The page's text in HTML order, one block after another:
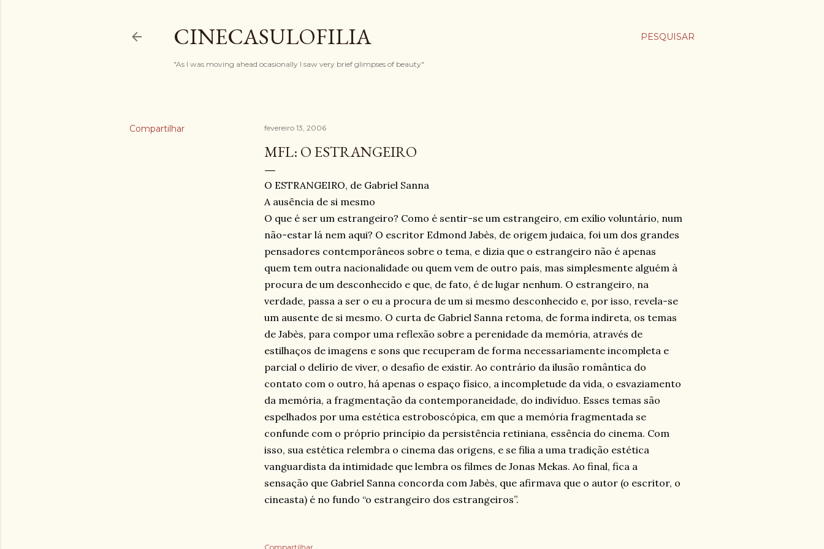
PESQUISAR
CINECASULOFILIA
"As I was moving ahead ocasionally I saw very brief glimpses of beauty"
Compartilhar fevereiro 13, 2006
MFL: O ESTRANGEIRO
O ESTRANGEIRO, de Gabriel Sanna
A ausência de si mesmo
O que é ser um estrangeiro? Como é sentir-se um estrangeiro, em exílio voluntário, num
não-estar lá nem aqui? O escritor Edmond Jabès, de origem judaica, foi um dos grandes
pensadores contemporâneos sobre o tema, e dizia que o estrangeiro não é apenas
quem tem outra nacionalidade ou quem vem de outro país, mas simplesmente alguém à
procura de um desconhecido e que, de fato, é de lugar nenhum. O estrangeiro, na
verdade, passa a ser o eu a procura de um si mesmo desconhecido e, por isso, revela-se
um ausente de si mesmo. O curta de Gabriel Sanna retoma, de forma indireta, os temas
de Jabès, para compor uma reflexão sobre a perenidade da memória, através de
estilhaços de imagens e sons que recuperam de forma necessariamente incompleta e
parcial o delírio de viver, o desafio de existir. Ao contrário da ilusão romântica do
contato com o outro, há apenas o espaço físico, a incompletude da vida, o esvaziamento
da memória, a fragmentação da contemporaneidade, do indivíduo. Esses temas são
espelhados por uma estética estroboscópica, em que a memória fragmentada se
confunde com o próprio princípio da persistência retiniana, essência do cinema. Com
isso, sua estética relembra o cinema das origens, e se filia a uma tradição estética
vanguardista da intimidade que lembra os filmes de Jonas Mekas. Ao final, fica a
sensação que Gabriel Sanna concorda com Jabès, que afirmava que o autor (o escritor, o
cineasta) é no fundo “o estrangeiro dos estrangeiros”.
Compartilhar